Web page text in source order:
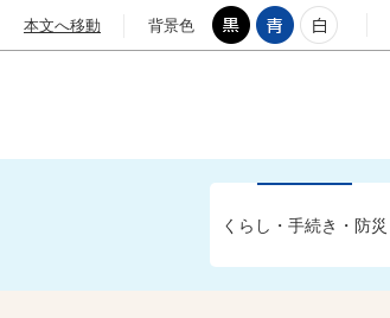
本文へ移動 背景色
くらし・手続き・防災